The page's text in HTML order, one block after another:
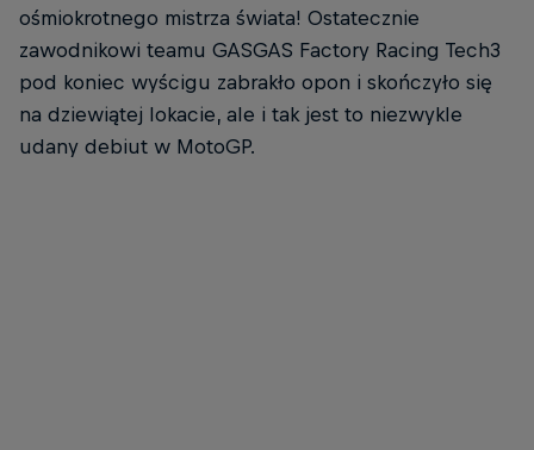
ośmiokrotnego mistrza świata! Ostatecznie
zawodnikowi teamu GASGAS Factory Racing Tech3
pod koniec wyścigu zabrakło opon i skończyło się
na dziewiątej lokacie, ale i tak jest to niezwykle
udany debiut w MotoGP.